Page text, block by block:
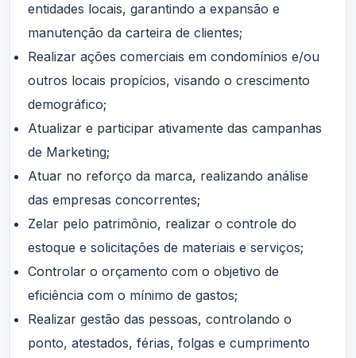
entidades locais, garantindo a expansão e
manutenção da carteira de clientes;
Realizar ações comerciais em condomínios e/ou
outros locais propícios, visando o crescimento
demográfico;
Atualizar e participar ativamente das campanhas
de Marketing;
Atuar no reforço da marca, realizando análise
das empresas concorrentes;
Zelar pelo patrimônio, realizar o controle do
estoque e solicitações de materiais e serviços;
Controlar o orçamento com o objetivo de
eficiência com o mínimo de gastos;
Realizar gestão das pessoas, controlando o
ponto, atestados, férias, folgas e cumprimento